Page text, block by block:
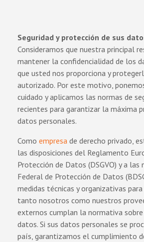
Seguridad y protección de sus
Consideramos que nuestra principal
mantener la confidencialidad de los
que usted nos proporciona y
autorizado. Por este motivo,
cuidado y aplicamos las normas de
recientes para garantizar la máxima
datos personales.
Como empresa de derecho privado,
las disposiciones del Reglamento
Protección de Datos (DSGVO) y a las
Federal de Protección de Datos
medidas técnicas y organizativas
tanto nosotros como nuestros
externos cumplan la normativa
datos. Si sus datos personales se
país, garantizamos el cumplimiento